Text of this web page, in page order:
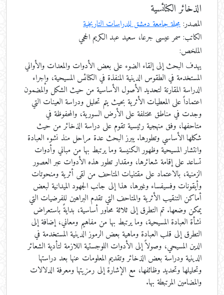
الذخائر الكنائسية
المصدر:مجلة جامعة دمشق للدراسات التاريخية
الكاتب: سمر عيسى جرعا، سعيد عبد الكريم الحجي
الملخص:
يهدف البحث إلى إلقاء الضوء على بعض الأدوات والمعدات والأواني
المستخدمة في الطقوس الدينية المنفذة في الكنائس المسيحية، وإجراء
الدراسة المقارنة لتحديد الأصول الأساسية من حيث الشكل والمضمون
اعتماداً على المعطيات الأثرية بحيث يتم تحليل ودراسة العينات التي
وجدت في مناطق مختلفة على الأرض السورية، والمحفوظة في
متاحفها، وفق منهجية رئيسية تقوم على دراسة الذخائر من حيث
شكلها الأساسي وتطورها. يبرز البحث عدة مراحل منذ نشوء العبادة
وانتشار المسيحية وظهور الكنيسة وما يرتبط بها من مباني وأدوات
تساعد على إقامة شعائرها، ومقدار تطور هذه الأدوات عبر العصور
الزمنية، بالاعتماد على مقتنيات المتاحف من لقى أثرية ومنحوتات
وأيقونات وفسيفساء وغيرها، هذا إلى جانب الجهود الميدانية لبعض
أماكن التنقيب الأثرية والمتاحف التي تقدم البراهين للفرضيات التي
يمكن وضعها. تم التطرق إلى ثلاثة محاور أساسية، بدايةً باستعراض
نشأة العبادة المسيحية، وما يرتبط بها من مفاهيم ومعاني، إضافة إلى
التطرق إلى قلب العبادة وماهية بعض الرموز الدينية المستخدمة في
الدين المسيحي، وصولاً إلى الأدوات اللوجستية اللازمة لتأدية الشعائر
الدينية ودراسة بعض الذخائر وتقديم المعلومات عنها بعد دراستها
وتحليلها وتحديد وظائفها، مع الإشارة إلى رمزيتها ومعرفة الدلالات
والمضامين المرتبطة بها.